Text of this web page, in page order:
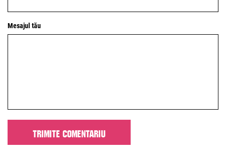
Mesajul tău